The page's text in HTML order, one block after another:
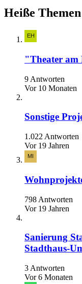
Heiße Themen
"Theater am
9 Antworten
Vor 10 Monaten
Sonstige
1.022 Antworten
Vor 19 Jahren
798 Antworten
Vor 19 Jahren
Sanierung
Stadthaus-
3 Antworten
Vor 6 Monaten